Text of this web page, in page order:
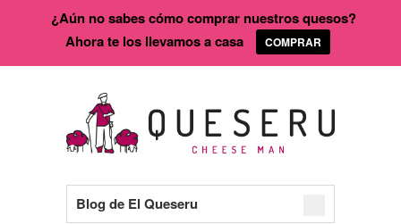
Blog de El Queseru
¿Aún no sabes cómo comprar nuestros quesos?
Ahora te los llevamos a casa
COMPRAR